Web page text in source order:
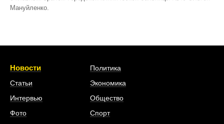
Мануйленко.
Новости
Статьи
Интервью
Фото
Политика
Экономика
Общество
Спорт